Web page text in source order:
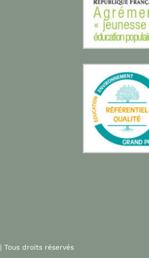
| Tous droits réservés